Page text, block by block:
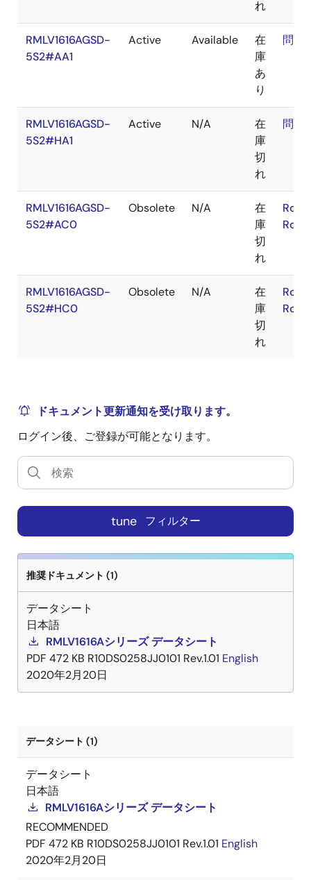
れ
RMLV1616AGSD-
5S2#AA1
Active Available
在
庫
あ
り
問合
RMLV1616AGSD-
5S2#HA1
Active N/A
在
庫
切
れ
問合
RMLV1616AGSD-
5S2#AC0
Obsolete N/A
在
庫
切
れ
RMLV1616AGSD-
5S2#HC0
Obsolete N/A
在
庫
切
れ
ドキュメント更新通知を受け取ります。
ログイン後、ご登録が可能となります。
tune フィルター
推奨ドキュメント (1)
データシート
日本語
RMLV1616Aシリーズ データシート
PDF 472 KB R10DS0258JJ0101 Rev.1.01 English
2020年2月20日
データシート (1)
データシート
日本語
RMLV1616Aシリーズ データシート
RECOMMENDED
PDF 472 KB R10DS0258JJ0101 Rev.1.01 English
2020年2月20日